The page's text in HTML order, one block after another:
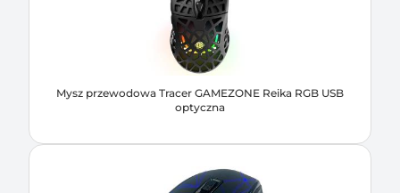
Mysz przewodowa Tracer GAMEZONE Reika RGB USB
optyczna